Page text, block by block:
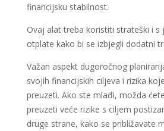
financijsku stabilnost.
Ovaj alat treba koristiti strateški i s
otplate kako bi se izbjegli dodatni
Važan aspekt dugoročnog
svojih financijskih ciljeva i rizika
preuzeti. Ako ste mlađi, možda
preuzeti veće rizike s ciljem
druge strane, kako se približavate